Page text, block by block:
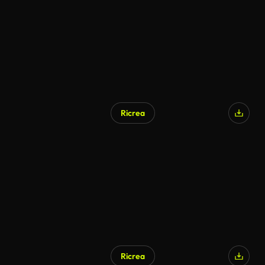
Ricrea
Ricrea